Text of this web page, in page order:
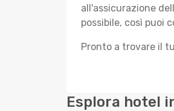
all'assicurazione
possibile, così puoi
Pronto a trovare il
Esplora hotel